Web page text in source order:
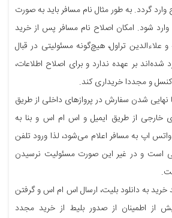
گردد. به طور مثال نام مسافر باید به صورت
شود. امکان اصلاح نام مسافر پس از خرید
علاءالدین تراول، هیچ‌گونه مسئولیتی در قبال
شده‌اند بر عهده ندارد و برای اصلاح اطلاعات،
و مجددا خریداری کند.
یا نهایی شدن سفارش در پروازهای داخلی از طریق
خارجی از طریق ایمیل و اس ام اس و بنا به
اپ به مسافر اعلام می‌شود، لذا ورود تلفن
است و در غیر این صورت مسئولیت نرسیدن
خرید به دانلود بلیت، ارسال اس ام اس و گرفتن
از اطمینان از صدور بلیط از خرید مجدد